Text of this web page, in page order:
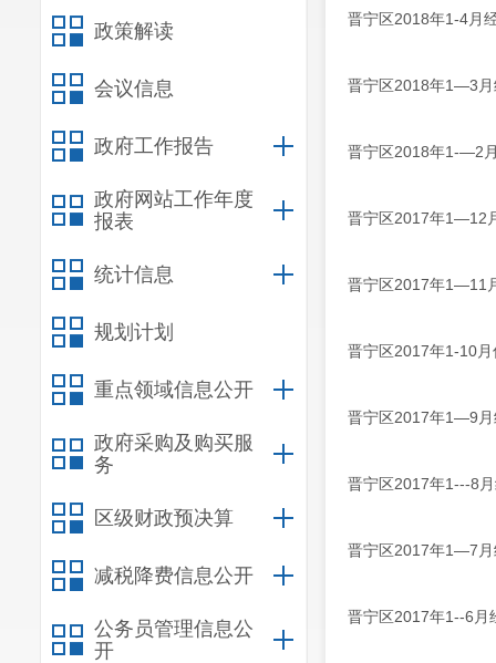
政策解读
会议信息
政府工作报告
政府网站工作年度
报表
统计信息
规划计划
重点领域信息公开
政府采购及购买服
务
区级财政预决算
减税降费信息公开
公务员管理信息公
开
晋宁区2018年1-4月
晋宁区2018年1—3月
晋宁区2018年1-—2
晋宁区2017年1—12
晋宁区2017年1—11
晋宁区2017年1-10
晋宁区2017年1—9月
晋宁区2017年1---8
晋宁区2017年1—7月
晋宁区2017年1--6月